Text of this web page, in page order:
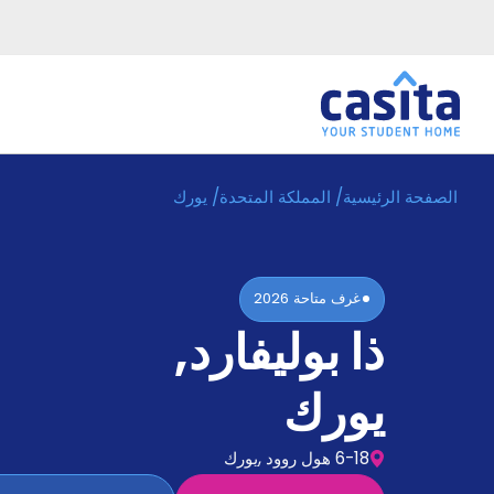
الرئيسية عربي GBP الصفحة الرئيسية/ المملكة المتحدة/ يورك
غرف متاحة 2026
ذا بوليفارد,
يورك
6-18 هول روود ,يورك